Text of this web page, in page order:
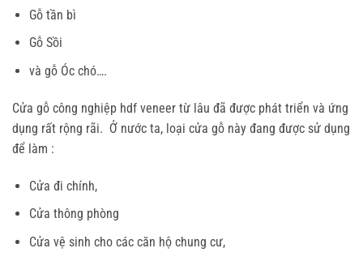
Gỗ tần bì
Gỗ Sồi
và gỗ Óc chó….
Cửa gỗ công nghiệp hdf veneer từ lâu đã được phát triển và ứng
dụng rất rộng rãi. Ở nước ta, loại cửa gỗ này đang được sử dụng
để làm :
Cửa đi chính,
Cửa thông phòng
Cửa vệ sinh cho các căn hộ chung cư,